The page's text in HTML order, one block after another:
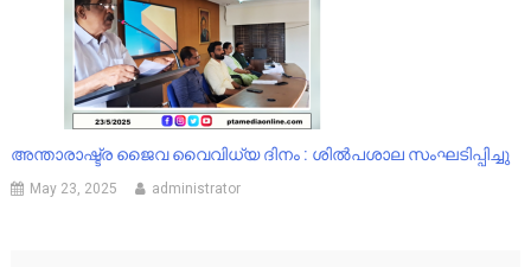
അന്താരാഷ്ട്ര ജൈവ വൈവിധ്യ ദിനം : ശിൽപശാല സംഘടിപ്പിച്ചു
May 23, 2025 administrator